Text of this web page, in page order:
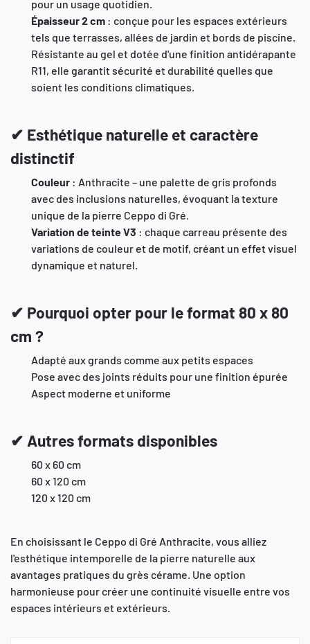
pour un usage quotidien.
Épaisseur 2 cm : conçue pour les espaces extérieurs
tels que terrasses, allées de jardin et bords de piscine.
Résistante au gel et dotée d'une finition antidérapante
R11, elle garantit sécurité et durabilité quelles que
soient les conditions climatiques.
✔ Esthétique naturelle et caractère
distinctif
Couleur : Anthracite – une palette de gris profonds
avec des inclusions naturelles, évoquant la texture
unique de la pierre Ceppo di Gré.
Variation de teinte V3 : chaque carreau présente des
variations de couleur et de motif, créant un effet visuel
dynamique et naturel.
✔ Pourquoi opter pour le format 80 x 80
cm ?
Adapté aux grands comme aux petits espaces
Pose avec des joints réduits pour une finition épurée
Aspect moderne et uniforme
✔ Autres formats disponibles
60 x 60 cm
60 x 120 cm
120 x 120 cm
En choisissant le Ceppo di Gré Anthracite, vous alliez
l'esthétique intemporelle de la pierre naturelle aux
avantages pratiques du grès cérame. Une option
harmonieuse pour créer une continuité visuelle entre vos
espaces intérieurs et extérieurs.